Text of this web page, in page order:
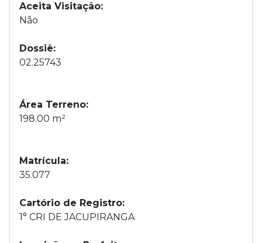
Aceita Visitação:
Não
Dossiê:
02.25743
Área Terreno:
198.00 m²
Matrícula:
35.077
Cartório de Registro:
1° CRI DE JACUPIRANGA